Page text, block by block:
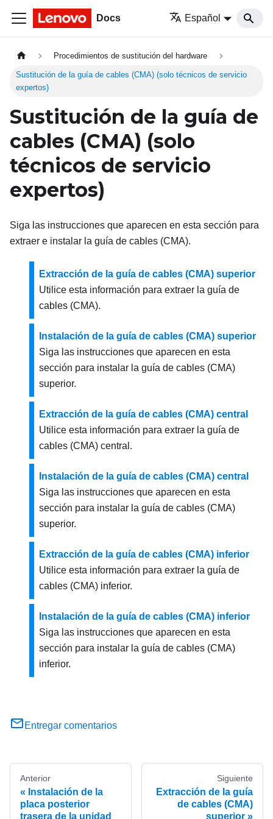
Docs Español
Procedimientos de sustitución del hardware
Sustitución de la guía de cables (CMA) (solo técnicos de servicio
expertos)
Sustitución de la guía de
cables (CMA) (solo
técnicos de servicio
expertos)
Siga las instrucciones que aparecen en esta sección para
extraer e instalar la guía de cables (CMA).
Extracción de la guía de cables (CMA) superior
Utilice esta información para extraer la guía de
cables (CMA).
Instalación de la guía de cables (CMA) superior
Siga las instrucciones que aparecen en esta
sección para instalar la guía de cables (CMA)
superior.
Extracción de la guía de cables (CMA) central
Utilice esta información para extraer la guía de
cables (CMA) central.
Instalación de la guía de cables (CMA) central
Siga las instrucciones que aparecen en esta
sección para instalar la guía de cables (CMA)
superior.
Extracción de la guía de cables (CMA) inferior
Utilice esta información para extraer la guía de
cables (CMA) inferior.
Instalación de la guía de cables (CMA) inferior
Siga las instrucciones que aparecen en esta
sección para instalar la guía de cables (CMA)
inferior.
Entregar comentarios
Anterior
Instalación de la
placa posterior
trasera de la unidad
Siguiente
Extracción de la guía
de cables (CMA)
superior